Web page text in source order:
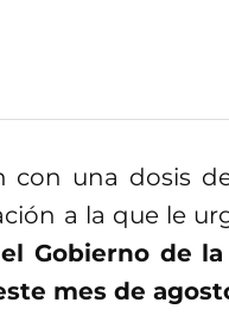
una dosis
a la que le
el Gobierno de
mes de